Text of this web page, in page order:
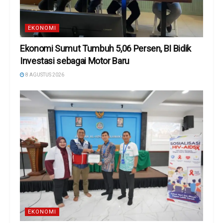
EKONOMI
Ekonomi Sumut Tumbuh 5,06 Persen, BI Bidik
Investasi sebagai Motor Baru
8 AGUSTUS 2026
EKONOMI